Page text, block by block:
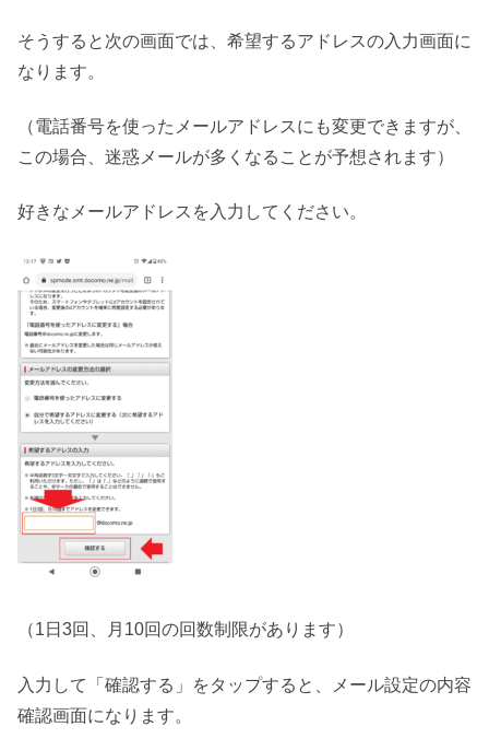
そうすると次の画面では、希望するアドレスの入力画面に
なります。
（電話番号を使ったメールアドレスにも変更できますが、
この場合、迷惑メールが多くなることが予想されます）
好きなメールアドレスを入力してください。
（1日3回、月10回の回数制限があります）
入力して「確認する」をタップすると、メール設定の内容
確認画面になります。